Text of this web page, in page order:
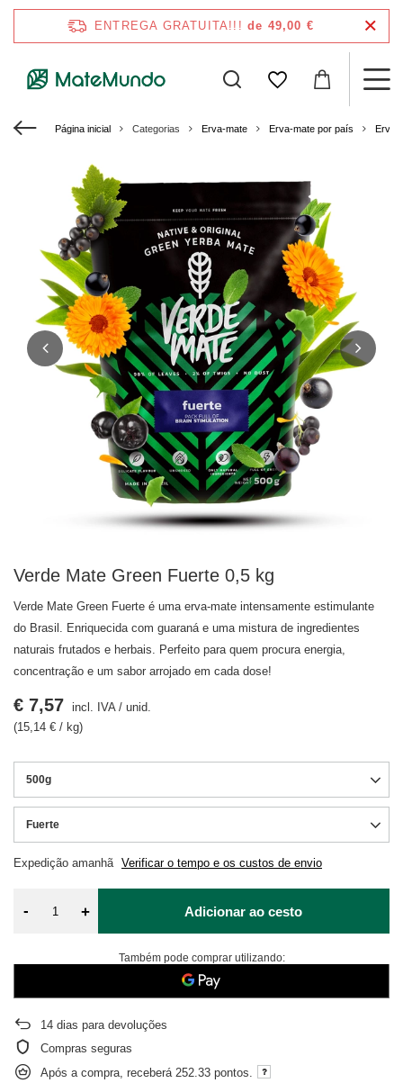
ENTREGA GRATUITA!!! de 49,00 €
Página inicial Categorias Erva-mate Erva-mate por país Erva-
Verde Mate Green Fuerte 0,5 kg
Verde Mate Green Fuerte é uma erva-mate intensamente estimulante
do Brasil. Enriquecida com guaraná e uma mistura de ingredientes
naturais frutados e herbais. Perfeito para quem procura energia,
concentração e um sabor arrojado em cada dose!
500g
Fuerte
Expedição amanhã Verificar o tempo e os custos de envio
€ 7,57 incl. IVA/ unid.
(15,14 € / kg)
- + Adicionar ao cesto
Também pode comprar utilizando:
14 dias para devoluções
Compras seguras
Após a compra, receberá 252.33 pontos.